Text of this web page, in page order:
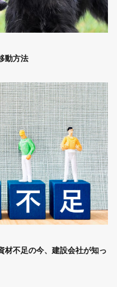
動方法
材不足の今、建設会社が知っ